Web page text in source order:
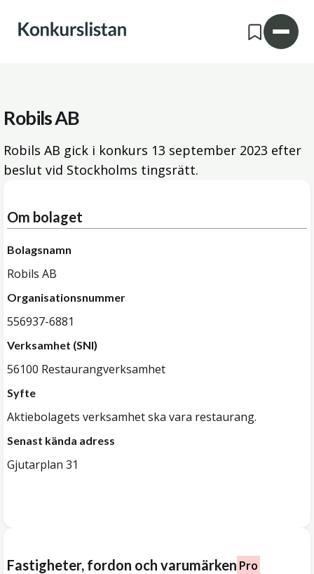
Robils AB
Robils AB gick i konkurs 13 september 2023 efter
beslut vid Stockholms tingsrätt.
Om bolaget
Bolagsnamn
Robils AB
Organisationsnummer
556937-6881
Verksamhet (SNI)
56100 Restaurangverksamhet
Syfte
Aktiebolagets verksamhet ska vara restaurang.
Senast kända adress
Gjutarplan 31
Fastigheter, fordon och varumärken Pro